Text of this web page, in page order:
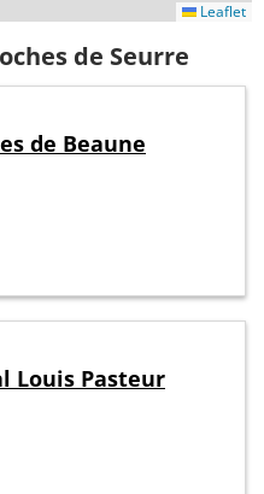
Leaflet
de Seurre
de Beaune
Louis Pasteur